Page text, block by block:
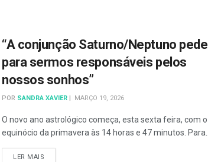
“A conjunção Saturno/Neptuno pede
para sermos responsáveis pelos
nossos sonhos”
POR SANDRA XAVIER MARÇO 19, 2026
O novo ano astrológico começa, esta sexta feira, com o
equinócio da primavera às 14 horas e 47 minutos. Para...
LER MAIS